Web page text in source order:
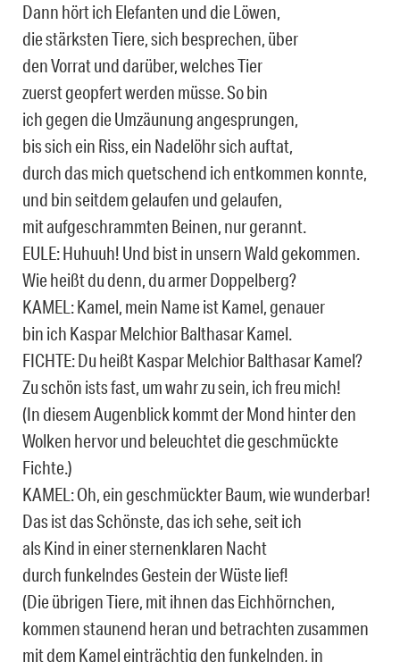
Dann hört ich Elefanten und die Löwen,
die stärksten Tiere, sich besprechen, über
den Vorrat und darüber, welches Tier
zuerst geopfert werden müsse. So bin
ich gegen die Umzäunung angesprungen,
bis sich ein Riss, ein Nadelöhr sich auftat,
durch das mich quetschend ich entkommen konnte,
und bin seitdem gelaufen und gelaufen,
mit aufgeschrammten Beinen, nur gerannt.
EULE: Huhuuh! Und bist in unsern Wald gekommen.
Wie heißt du denn, du armer Doppelberg?
KAMEL: Kamel, mein Name ist Kamel, genauer
bin ich Kaspar Melchior Balthasar Kamel.
FICHTE: Du heißt Kaspar Melchior Balthasar Kamel?
Zu schön ists fast, um wahr zu sein, ich freu mich!
(In diesem Augenblick kommt der Mond hinter den
Wolken hervor und beleuchtet die ge­schmückte
Fichte.)
KAMEL: Oh, ein geschmückter Baum, wie wunderbar!
Das ist das Schönste, das ich sehe, seit ich
als Kind in einer sternenklaren Nacht
durch funkelndes Gestein der Wüste lief!
(Die übrigen Tiere, mit ihnen das Eichhörnchen,
kommen staunend heran und betrachten zu­sammen
mit dem Kamel einträchtig den funkelnden, in